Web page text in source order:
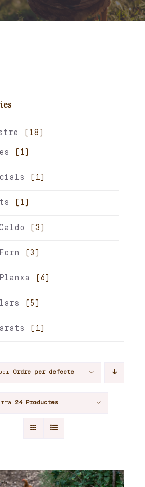
(18)
(1)
(1)
(1)
(3)
(3)
(6)
(5)
(1)
Ordre per defecte
24 Productes